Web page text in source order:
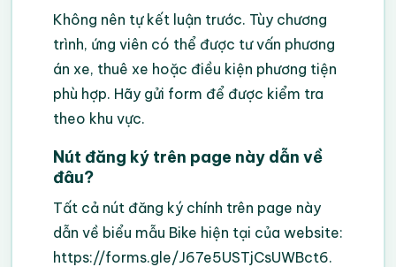
Không nên tự kết luận trước. Tùy chương
trình, ứng viên có thể được tư vấn phương
án xe, thuê xe hoặc điều kiện phương tiện
phù hợp. Hãy gửi form để được kiểm tra
theo khu vực.
Nút đăng ký trên page này dẫn về
đâu?
Tất cả nút đăng ký chính trên page này
dẫn về biểu mẫu Bike hiện tại của website:
https://forms.gle/J67e5USTjCsUWBct6.